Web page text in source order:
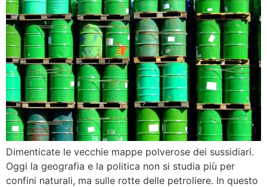
Dimenticate le vecchie mappe polverose dei sussidiari.
Oggi la geografia e la politica non si studia più per
confini naturali, ma sulle rotte delle petroliere. In questo